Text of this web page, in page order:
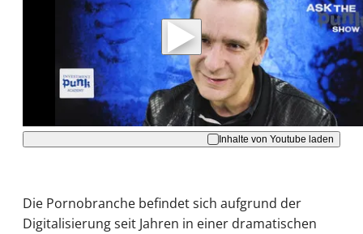
Mit der Wiedergabe dieses Videos werden
Daten an Youtube übertragen.
Hinweise dazu erhalten Sie in derDatenschutzerklärung.
Akzeptieren
Inhalte von Youtube laden
Die Pornobranche befindet sich aufgrund der
Digitalisierung seit Jahren in einer dramatischen